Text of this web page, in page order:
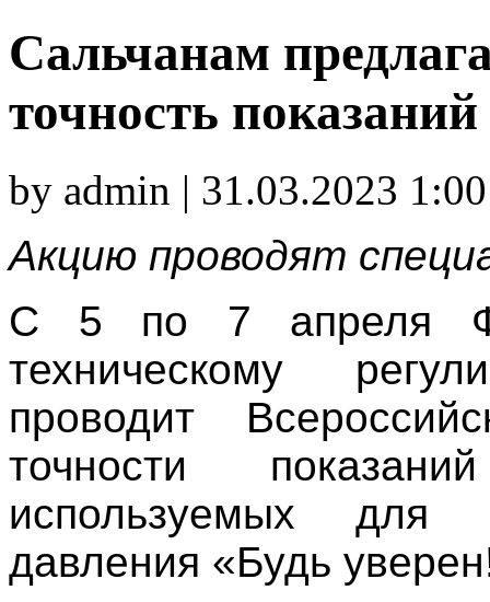
Сальчанам
точность
by admin | 31.03.2023
Акцию проводят
С 5 по 7 апреля
техническому
проводит
точности
используемых для
давления «Будь